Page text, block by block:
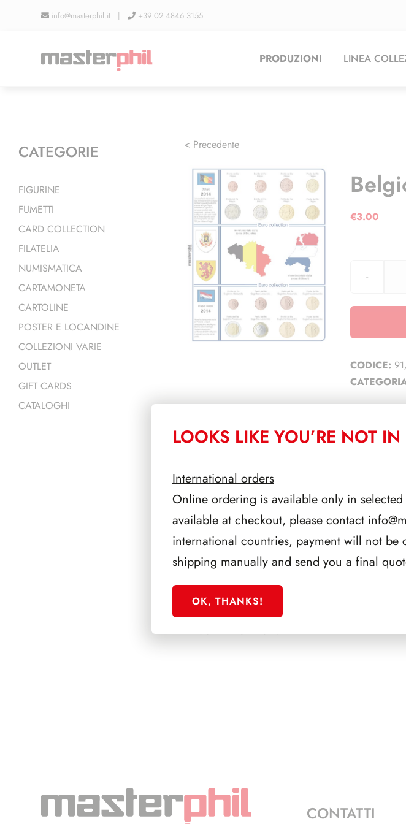
info@masterphil.it | +39 02 4846 3155
PRODUZIONI LINEA
< Precedente
€3.00
CODICE:
PRODOTTI CORRELATI
SFORZESCO ITALIA 1992
SCALFARO PAGINE 2+1
CATEGORIE
FIGURINE
FUMETTI
CARD COLLECTION
FILATELIA
NUMISMATICA
CARTAMONETA
CARTOLINE
POSTER E LOCANDINE
COLLEZIONI VARIE
OUTLET
GIFT CARDS
CATALOGHI
CONTATTI
LOOKS LIKE YOU’RE NOT IN
International orders
Online ordering is available only in
available at checkout, please contact
international countries, payment will not
shipping manually and send you a final
OK, THANKS!